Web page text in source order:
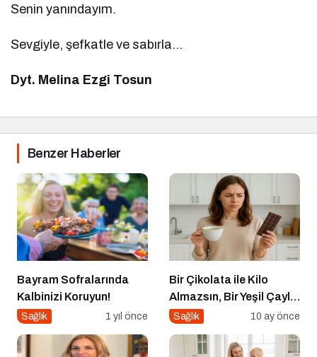
Senin yanındayım.
Sevgiyle, şefkatle ve sabırla…
Dyt. Melina Ezgi Tosun
Benzer Haberler
Bayram Sofralarında
Kalbinizi Koruyun!
Sağlık 1 yıl önce
Bir Çikolata ile Kilo
Almazsın, Bir Yeşil Çayla
da Zayıflamazsın
Sağlık 10 ay önce